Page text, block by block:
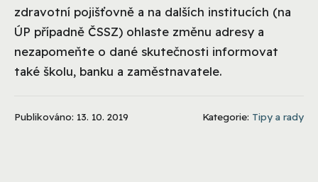
zdravotní pojišťovně a na dalších institucích (na
ÚP případně ČSSZ) ohlaste změnu adresy a
nezapomeňte o dané skutečnosti informovat
také školu, banku a zaměstnavatele.
Publikováno: 13. 10. 2019 Kategorie: Tipy a rady